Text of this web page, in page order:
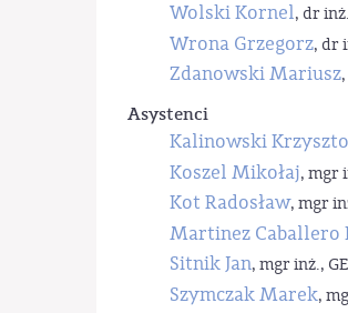
Wolski Kornel, dr
Wrona Grzegorz, dr
Zdanowski Mariusz
Asystenci
Kalinowski
Koszel Mikołaj, mgr
Kot Radosław, mgr
Martinez Caballero
Sitnik Jan, mgr inż.,
Szymczak Marek,